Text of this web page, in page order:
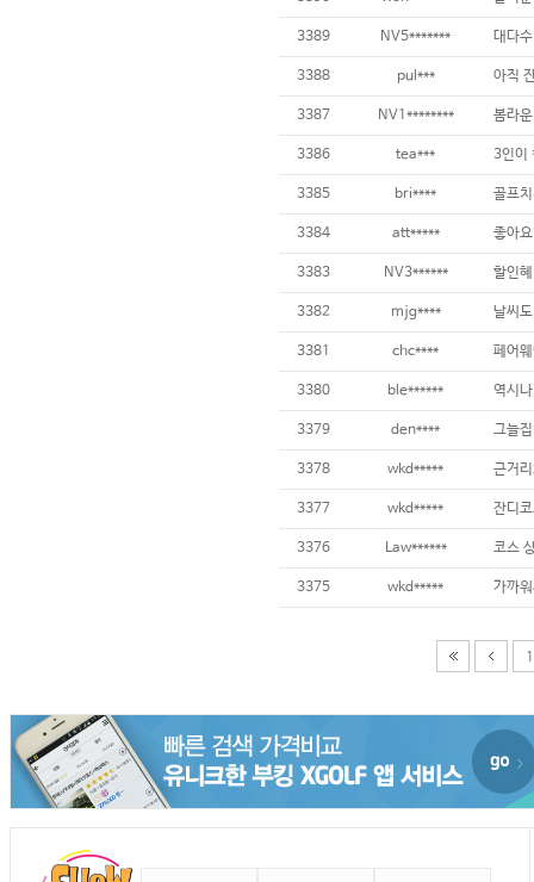
3389 NV5******* 대다
3388 pul***
3387 NV1********
3386 tea***
3385 bri**** 골프
3384 att***** 좋아
3383 NV3******
3382 mjg****
3381 chc****
3380 ble******
3379 den****
3378 wkd*****
3377 wkd*****
3376 Law******
3375 wkd*****
1